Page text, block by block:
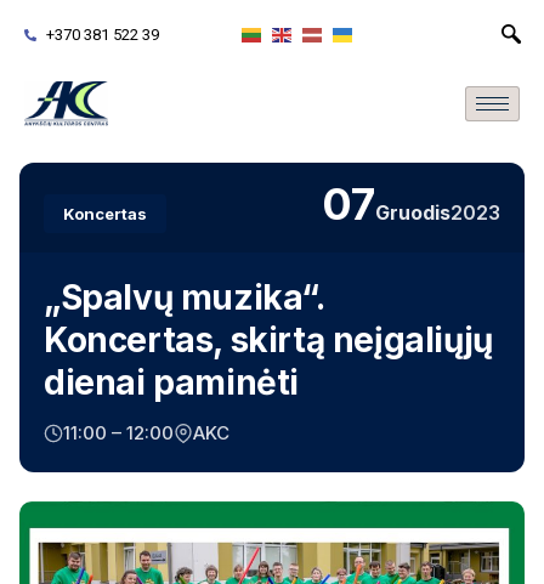
+370 381 522 39
Koncertas 07Gruodis2023
„Spalvų muzika“.
Koncertas, skirtą neįgaliųjų
dienai paminėti
11:00 – 12:00 AKC